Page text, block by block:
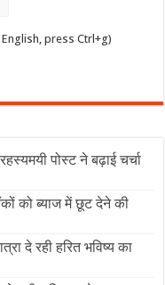
press Ctrl+g)
पोस्ट ने बढ़ाई चर्चा
को ब्याज में छूट देने की
दे रही हरित भविष्य का